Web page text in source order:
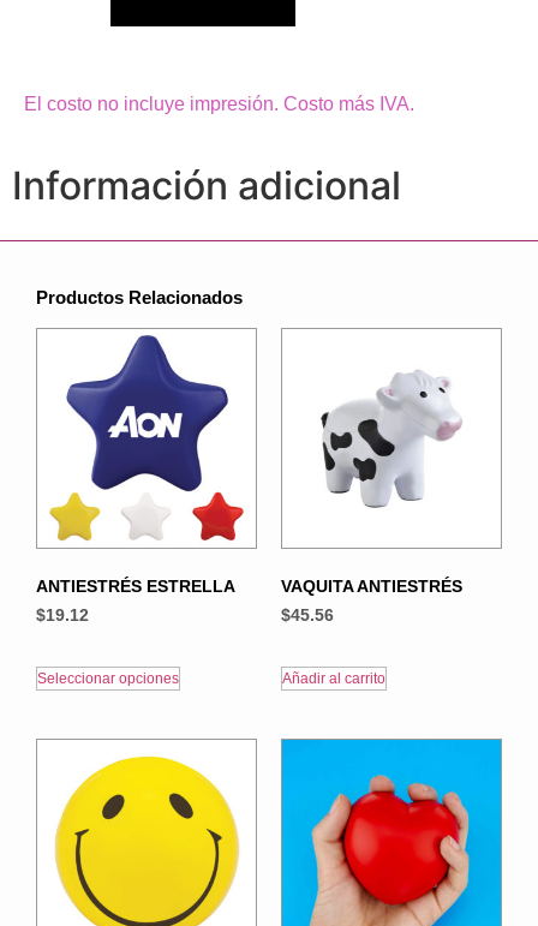
El costo no incluye impresión. Costo más IVA.
Información adicional
Productos Relacionados
ANTIESTRÉS ESTRELLA
$19.12
Seleccionar opciones
VAQUITA ANTIESTRÉS
$45.56
Añadir al carrito